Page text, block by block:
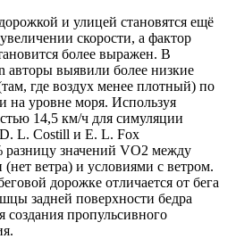
и улицей становятся ещё
скорости, а фактор
более выражен. В
авторы выявили более низкие
где воздух менее плотный) по
на уровне моря. Используя
14,5 км/ч для симуляции
L. Costill и E. L. Fox
разницу значений VO2 между
ветра) и условиями с ветром.
дорожке отличается от бега
задней поверхности бедра
создания пропульсивного